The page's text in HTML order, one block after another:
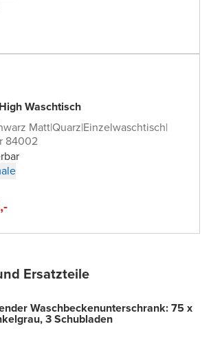
Waschtisch
Matt|Quarz|Einzelwaschtisch|
84002
Ersatzteile
Waschbeckenunterschrank: 75 x
3 Schubladen